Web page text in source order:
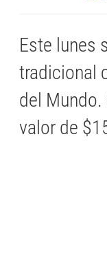
Este lunes
tradicional
del
valor de